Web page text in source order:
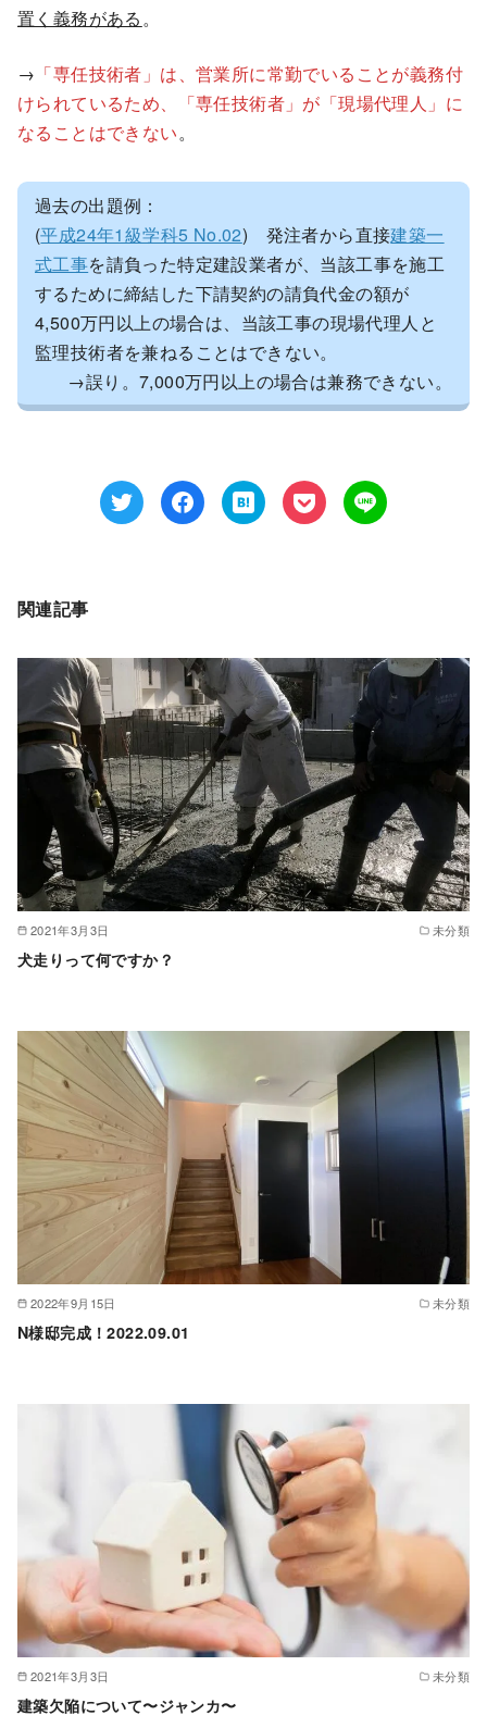
置く義務がある。
→ 「専任技術者」は、営業所に常勤でいることが義務付
けられているため、「専任技術者」が「現場代理人」に
なることはできない。
過去の出題例：
(平成24年1級学科5 No.02) 発注者から直接建築一
式工事を請負った特定建設業者が、当該工事を施工
するために締結した下請契約の請負代金の額が
4,500万円以上の場合は、当該工事の現場代理人と
監理技術者を兼ねることはできない。
→誤り。7,000万円以上の場合は兼務できない。
関連記事
2021年3月3日 未分類
犬走りって何ですか？
2022年9月15日 未分類
N様邸完成！2022.09.01
2021年3月3日 未分類
建築欠陥について〜ジャンカ〜